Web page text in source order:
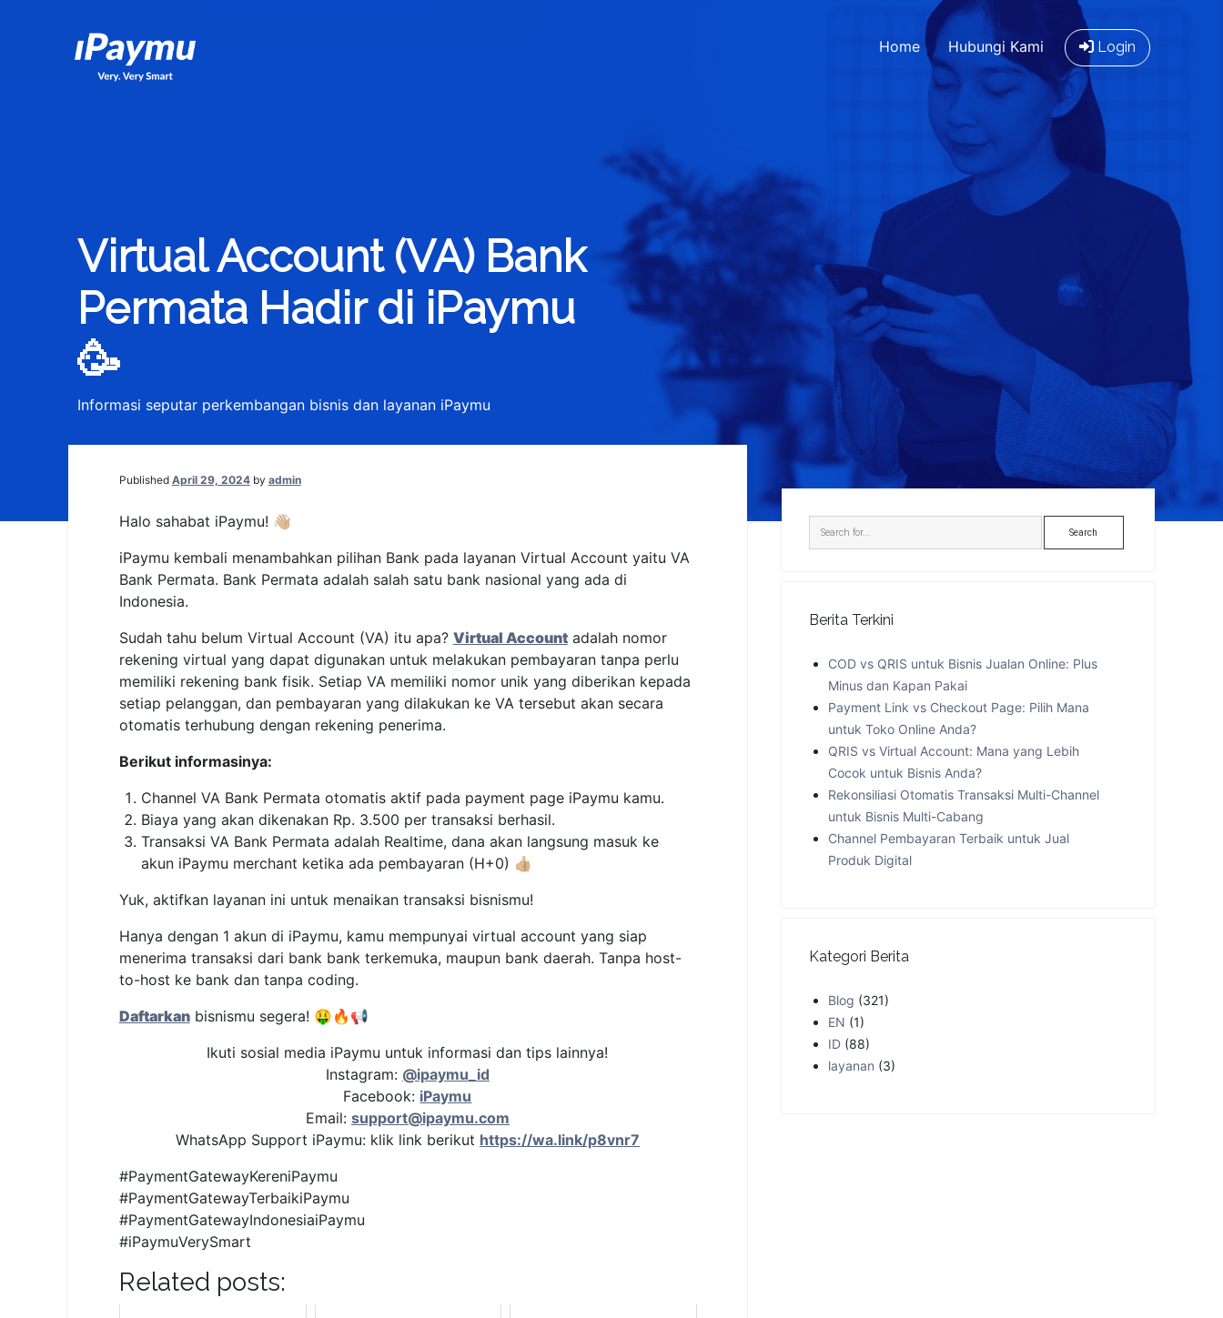
iPaymu.com Home Hubungi Kami Login
Virtual Account (VA) Bank
Permata Hadir di iPaymu
🥳
Informasi seputar perkembangan bisnis dan layanan iPaymu
Published April 29, 2024by admin
Halo sahabat iPaymu! 👋🏼
iPaymu kembali menambahkan pilihan Bank pada layanan Virtual Account yaitu VA
Bank Permata. Bank Permata adalah salah satu bank nasional yang ada di
Indonesia.
Sudah tahu belum Virtual Account (VA) itu apa? Virtual Accountadalah nomor
rekening virtual yang dapat digunakan untuk melakukan pembayaran tanpa perlu
memiliki rekening bank fisik. Setiap VA memiliki nomor unik yang diberikan kepada
setiap pelanggan, dan pembayaran yang dilakukan ke VA tersebut akan secara
otomatis terhubung dengan rekening penerima.
Berikut informasinya:
Channel VA Bank Permata otomatis aktif pada payment page iPaymu kamu.
Biaya yang akan dikenakan Rp. 3.500 per transaksi berhasil.
Transaksi VA Bank Permata adalah Realtime, dana akan langsung masuk ke
akun iPaymu merchant ketika ada pembayaran (H+0) 👍🏼
Yuk, aktifkan layanan ini untuk menaikan transaksi bisnismu!
Hanya dengan 1 akun di iPaymu, kamu mempunyai virtual account yang siap
menerima transaksi dari bank bank terkemuka, maupun bank daerah. Tanpa host-
to-host ke bank dan tanpa coding.
Daftarkanbisnismu segera! 🤑🔥📢
Ikuti sosial media iPaymu untuk informasi dan tips lainnya!
Instagram: @ipaymu_id
Facebook: iPaymu
Email: support@ipaymu.com
WhatsApp Support iPaymu: klik link berikut https://wa.link/p8vnr7
#PaymentGatewayKereniPaymu
#PaymentGatewayTerbaikiPaymu
#PaymentGatewayIndonesiaiPaymu
#iPaymuVerySmart
Related posts:
Sidebar Search
Berita Terkini
COD vs QRIS untuk Bisnis Jualan Online: Plus
Minus dan Kapan Pakai
Payment Link vs Checkout Page: Pilih Mana
untuk Toko Online Anda?
QRIS vs Virtual Account: Mana yang Lebih
Cocok untuk Bisnis Anda?
Rekonsiliasi Otomatis Transaksi Multi-Channel
untuk Bisnis Multi-Cabang
Channel Pembayaran Terbaik untuk Jual
Produk Digital
Kategori Berita
Blog (321)
EN (1)
ID (88)
layanan (3)